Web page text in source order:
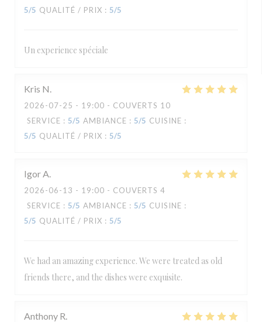
5/5 QUALITÉ / PRIX : 5/5
Un experience spéciale
Kris N
2026-07-25 - 19:00 - COUVERTS 10
SERVICE : 5/5 AMBIANCE : 5/5 CUISINE :
5/5 QUALITÉ / PRIX : 5/5
IgorA
2026-06-13 - 19:00 - COUVERTS 4
SERVICE : 5/5 AMBIANCE : 5/5 CUISINE :
5/5 QUALITÉ / PRIX : 5/5
We had an amazing experience. We were treated as old
friends there, and the dishes were exquisite.
Anthony R